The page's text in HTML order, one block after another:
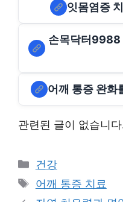
잇몸염증
손목닥터9988
어깨 통증 완화
관련된 글이 없습니
Categories
건강
Tags
어깨 통증 치료